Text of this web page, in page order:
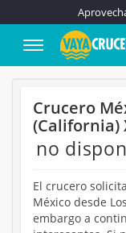
Crucero
(California)
no
El crucero
México desde
embargo a